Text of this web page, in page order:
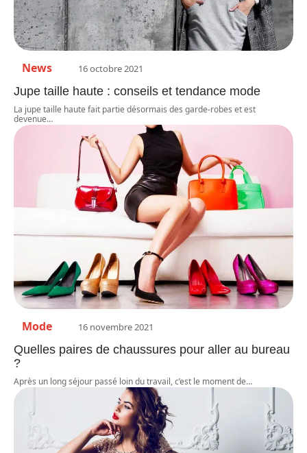
News 16 octobre 2021
Jupe taille haute : conseils et tendance mode
La jupe taille haute fait partie désormais des garde-robes et est
devenue…
Mode 16 novembre 2021
Quelles paires de chaussures pour aller au bureau
?
Après un long séjour passé loin du travail, c’est le moment de…